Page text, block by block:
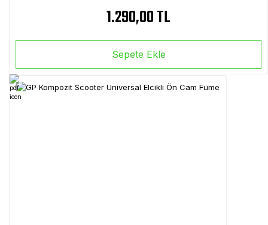
1.290,00 TL
Sepete Ekle